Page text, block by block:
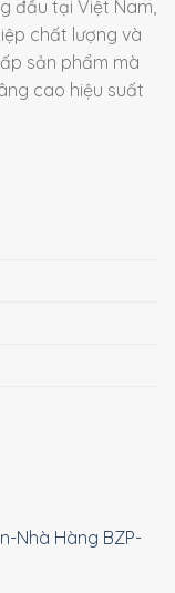
đầu tại Việt Nam,
chất lượng và
sản phẩm mà
cao hiệu suất
Nhà Hàng BZP-